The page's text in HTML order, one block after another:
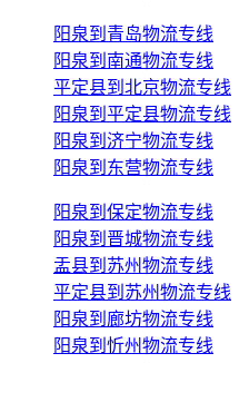
阳泉到青岛物流专线
阳泉到南通物流专线
平定县到北京物流专线
阳泉到平定县物流专线
阳泉到济宁物流专线
阳泉到东营物流专线
阳泉到保定物流专线
阳泉到晋城物流专线
盂县到苏州物流专线
平定县到苏州物流专线
阳泉到廊坊物流专线
阳泉到忻州物流专线